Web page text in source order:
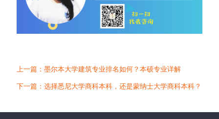
上一篇：墨尔本大学建筑专业排名如何？本硕专业详解
下一篇：选择悉尼大学商科本科，还是蒙纳士大学商科本科？